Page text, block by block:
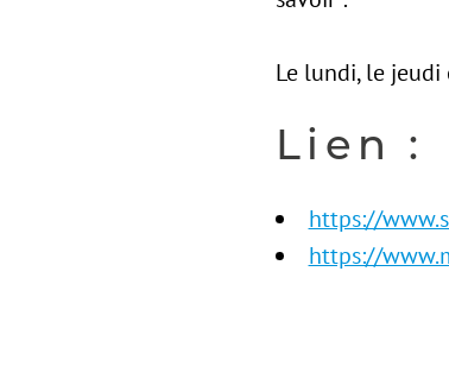
Le lundi, le
Lien :
https://
https://